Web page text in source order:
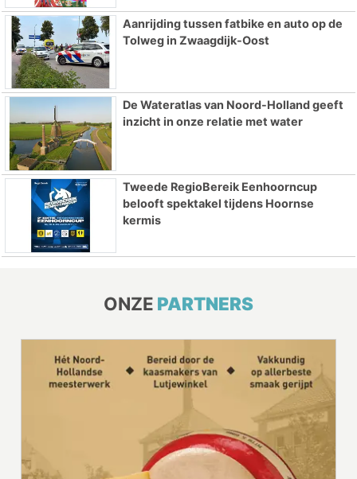
Aanrijding tussen fatbike en auto op de
Tolweg in Zwaagdijk-Oost
De Wateratlas van Noord-Holland geeft
inzicht in onze relatie met water
Tweede RegioBereik Eenhoorncup
belooft spektakel tijdens Hoornse
kermis
ONZE PARTNERS